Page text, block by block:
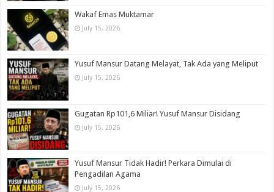
Wakaf Emas Muktamar
July 15, 2026
Yusuf Mansur Datang Melayat, Tak Ada yang Meliput
July 15, 2026
Gugatan Rp101,6 Miliar! Yusuf Mansur Disidang
July 15, 2026
Yusuf Mansur Tidak Hadir! Perkara Dimulai di
Pengadilan Agama
July 15, 2026